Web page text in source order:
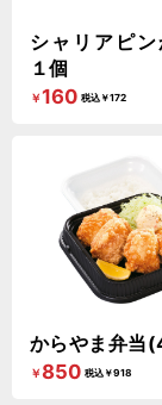
シャリアピ
１個
￥160 税込￥172
からやま弁当
￥850 税込￥918